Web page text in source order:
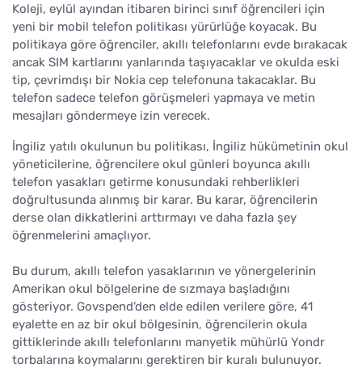
Koleji, eylül ayından itibaren birinci sınıf öğrencileri için
yeni bir mobil telefon politikası yürürlüğe koyacak. Bu
politikaya göre öğrenciler, akıllı telefonlarını evde bırakacak
ancak SIM kartlarını yanlarında taşıyacaklar ve okulda eski
tip, çevrimdışı bir Nokia cep telefonuna takacaklar. Bu
telefon sadece telefon görüşmeleri yapmaya ve metin
mesajları göndermeye izin verecek.
İngiliz yatılı okulunun bu politikası, İngiliz hükümetinin okul
yöneticilerine, öğrencilere okul günleri boyunca akıllı
telefon yasakları getirme konusundaki rehberlikleri
doğrultusunda alınmış bir karar. Bu karar, öğrencilerin
derse olan dikkatlerini arttırmayı ve daha fazla şey
öğrenmelerini amaçlıyor.
Bu durum, akıllı telefon yasaklarının ve yönergelerinin
Amerikan okul bölgelerine de sızmaya başladığını
gösteriyor. Govspend'den elde edilen verilere göre, 41
eyalette en az bir okul bölgesinin, öğrencilerin okula
gittiklerinde akıllı telefonlarını manyetik mühürlü Yondr
torbalarına koymalarını gerektiren bir kuralı bulunuyor.